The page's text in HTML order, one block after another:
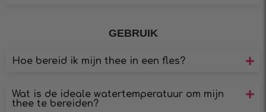
GEBRUIK
Hoe bereid ik mijn thee in een fles?
Wat is de ideale watertemperatuur om mijn
thee te bereiden?